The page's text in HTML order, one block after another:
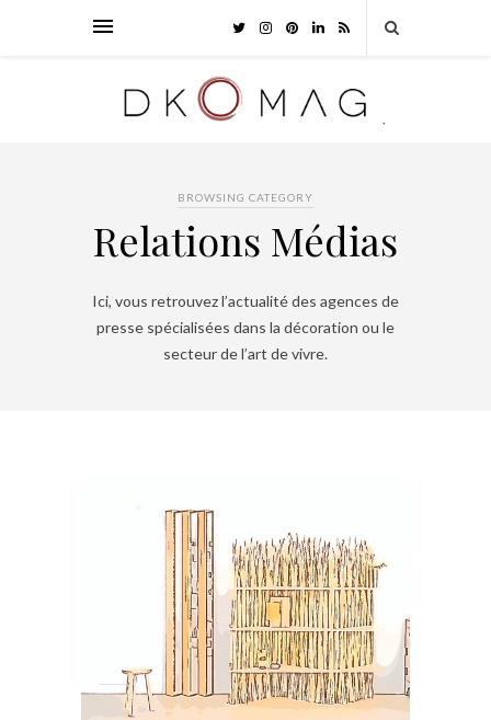
BROWSING CATEGORY
Relations Médias
Ici, vous retrouvez l’actualité des agences de
presse spécialisées dans la décoration ou le
secteur de l’art de vivre.